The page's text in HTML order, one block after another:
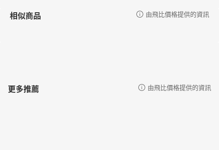
相似商品 由飛比價格提供的資訊
更多推薦 由飛比價格提供的資訊